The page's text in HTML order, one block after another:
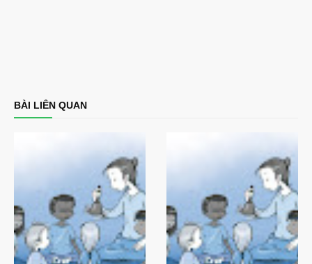
BÀI LIÊN QUAN